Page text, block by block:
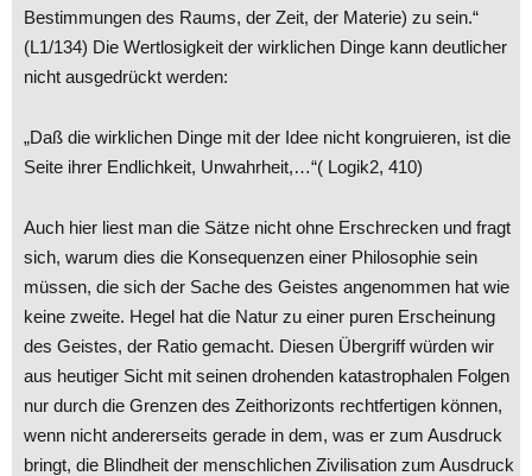
Bestimmungen des Raums, der Zeit, der Materie) zu sein.“
(L1/134) Die Wertlosigkeit der wirklichen Dinge kann deutlicher
nicht ausgedrückt werden:
„Daß die wirklichen Dinge mit der Idee nicht kongruieren, ist die
Seite ihrer Endlichkeit, Unwahrheit,…“( Logik2, 410)
Auch hier liest man die Sätze nicht ohne Erschrecken und fragt
sich, warum dies die Konsequenzen einer Philosophie sein
müssen, die sich der Sache des Geistes angenommen hat wie
keine zweite. Hegel hat die Natur zu einer puren Erscheinung
des Geistes, der Ratio gemacht. Diesen Übergriff würden wir
aus heutiger Sicht mit seinen drohenden katastrophalen Folgen
nur durch die Grenzen des Zeithorizonts rechtfertigen können,
wenn nicht andererseits gerade in dem, was er zum Ausdruck
bringt, die Blindheit der menschlichen Zivilisation zum Ausdruck